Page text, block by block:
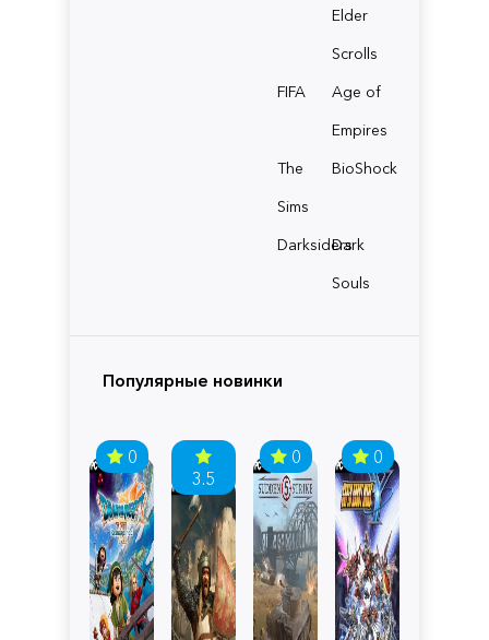
Elder
Scrolls
FIFA
Age of
Empires
The
Sims
BioShock
Darksiders
Dark
Souls
Популярные новинки
0
3.5
0 0